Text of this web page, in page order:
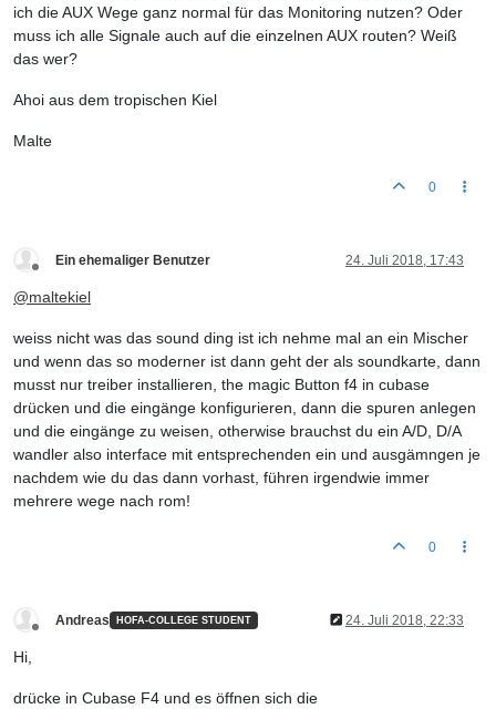
ich die AUX Wege ganz normal für das Monitoring nutzen? Oder
muss ich alle Signale auch auf die einzelnen AUX routen? Weiß
das wer?
Ahoi aus dem tropischen Kiel
Malte
0
Ein ehemaliger Benutzer 24. Juli 2018, 17:43
@maltekiel
weiss nicht was das sound ding ist ich nehme mal an ein Mischer
und wenn das so moderner ist dann geht der als soundkarte, dann
musst nur treiber installieren, the magic Button f4 in cubase
drücken und die eingänge konfigurieren, dann die spuren anlegen
und die eingänge zu weisen, otherwise brauchst du ein A/D, D/A
wandler also interface mit entsprechenden ein und ausgämngen je
nachdem wie du das dann vorhast, führen irgendwie immer
mehrere wege nach rom!
0
Andreas HOFA-COLLEGE STUDENT 24. Juli 2018, 22:33
Hi,
drücke in Cubase F4 und es öffnen sich die